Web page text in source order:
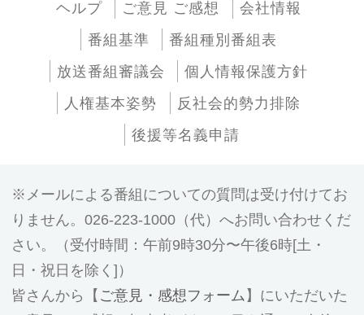
ヘルプ ご意見 ご感想
会社情報
番組基準
番組種別番組表
放送番組審議会
個人情報保護方針
人権基本姿勢
反社会的勢力排除
後援等名義申請
メールによる番組についての質問は受け付けてお
りません。026-223-1000（代）へお問い合わせくだ
さい。（受付時間：午前9時30分〜午後6時[土・
日・祝日を除く]）
皆さんから【 ご意見・感想フォーム 】にいただいた